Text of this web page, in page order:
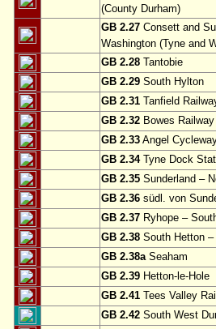
(County Durham)
GB 2.27 Consett and
Washington (Tyne and
GB 2.28 Tantobie
GB 2.29 South Hylton
GB 2.31 Tanfield
GB 2.32 Bowes
GB 2.33 Angel
GB 2.34Tyne Dock
GB 2.35 Sunderland –
GB 2.36 südl. von
GB 2.37 Ryhope –
GB 2.38 South Hetton
GB 2.38aSeaham
GB 2.39 Hetton-le-Hole
GB 2.41 Tees Valley
GB 2.42 South West